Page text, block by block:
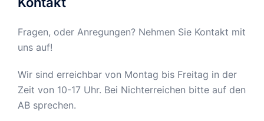
Fragen, oder Anregungen? Nehmen Sie Kontakt mit
uns auf!
Wir sind erreichbar von Montag bis Freitag in der
Zeit von 10-17 Uhr. Bei Nichterreichen bitte auf den
AB sprechen.